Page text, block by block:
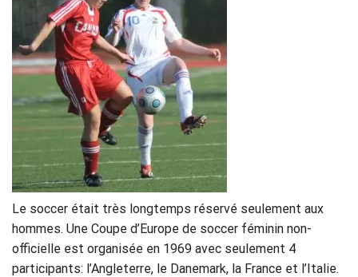
Le soccer était très longtemps réservé seulement aux
hommes. Une Coupe d’Europe de soccer féminin non-
officielle est organisée en 1969 avec seulement 4
participants: l’Angleterre, le Danemark, la France et l’Italie.